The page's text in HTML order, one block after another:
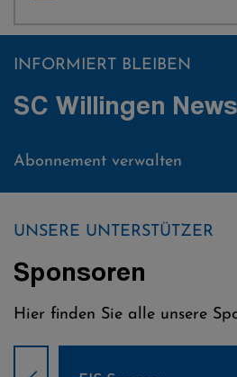
INFORMIERT BLEIBEN
SC Willingen
Abonnement verwalten
UNSERE UNTERSTÜTZER
Sponsoren
Hier finden Sie alle unsere